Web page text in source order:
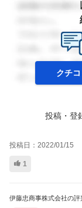
クチ
投稿・登
投稿日： 2022/01/15
1
伊藤忠商事株式会社の